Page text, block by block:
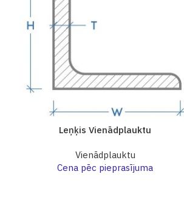
Leņķis Vienādplauktu
Vienādplauktu
Cena pēc pieprasījuma